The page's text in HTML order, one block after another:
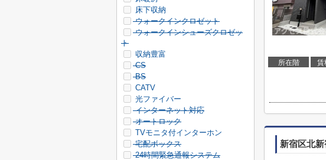
所在階 賃
新宿区北
床下収納
ウォークインクロゼット
ウォークインシューズクロゼッ
ト
収納豊富
CS
BS
CATV
光ファイバー
インターネット対応
オートロック
TVモニタ付インターホン
宅配ボックス
24時間緊急通報システム